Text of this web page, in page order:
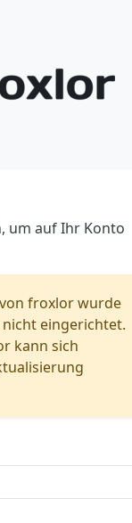
um auf Ihr Konto
froxlor wurde
eingerichtet.
kann sich